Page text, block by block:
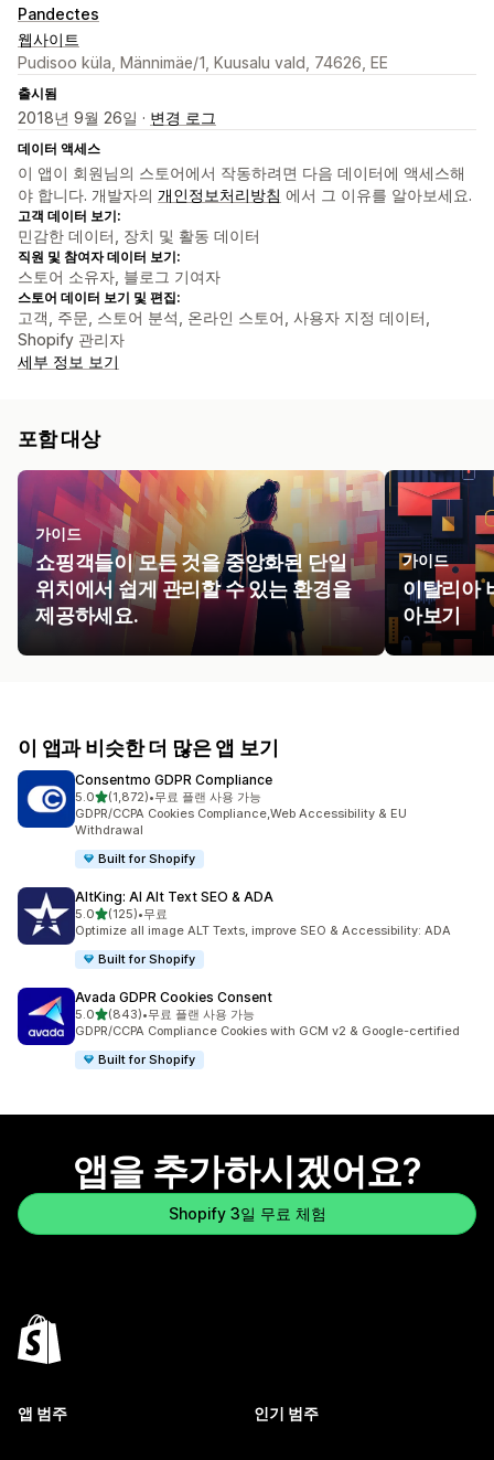
Pandectes
웹사이트
Pudisoo küla, Männimäe/1, Kuusalu vald, 74626, EE
출시됨
2018년 9월 26일 · 변경 로그
데이터 액세스
이 앱이 회원님의 스토어에서 작동하려면 다음 데이터에 액세스해
야 합니다. 개발자의 개인정보처리방침 에서 그 이유를 알아보세요.
고객 데이터 보기:
민감한 데이터, 장치 및 활동 데이터
직원 및 참여자 데이터 보기:
스토어 소유자, 블로그 기여자
스토어 데이터 보기 및 편집:
고객, 주문, 스토어 분석, 온라인 스토어, 사용자 지정 데이터,
Shopify 관리자
세부 정보 보기
포함 대상
가이드
쇼핑객들이 모든 것을 중앙화된 단일
위치에서 쉽게 관리할 수 있는 환경을
제공하세요.
가이드
이탈리아
아보기
이 앱과 비슷한 더 많은 앱 보기
Consentmo GDPR Compliance
5.0별 5개 중
(1,872)
총 리뷰 1872개
•무료 플랜 사용 가능
GDPR/CCPA Cookies Compliance,Web Accessibility & EU
Withdrawal
Built for Shopify
AltKing: AI Alt Text SEO & ADA
5.0별 5개 중
(125)
총 리뷰 125개
•무료
Optimize all image ALT Texts, improve SEO & Accessibility: ADA
Built for Shopify
Avada GDPR Cookies Consent
5.0별 5개 중
(843)
총 리뷰 843개
•무료 플랜 사용 가능
GDPR/CCPA Compliance Cookies with GCM v2 & Google-certified
Built for Shopify
앱을 추가하시겠어요?
Shopify 3일 무료 체험
앱 범주 인기 범주